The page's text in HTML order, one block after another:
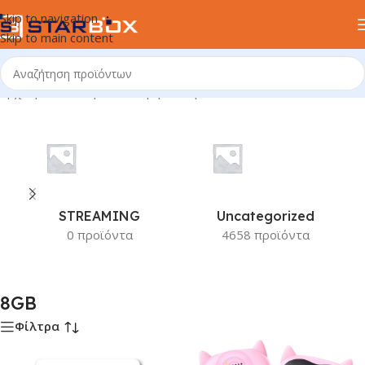
Skip to navigation
Skip to main content
Αρχική σελίδα/Προϊόν Χωρητικότητα/8GB
STREAMING
0 προϊόντα
Uncategorized
4658 προϊόντα
8GB
Φίλτρα